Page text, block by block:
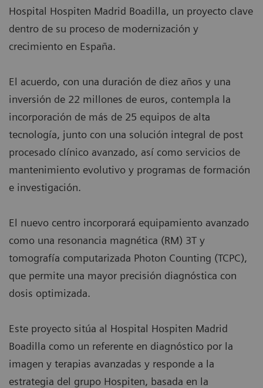
Hospital Hospiten Madrid Boadilla, un proyecto clave
dentro de su proceso de modernización y
crecimiento en España.
El acuerdo, con una duración de diez años y una
inversión de 22 millones de euros, contempla la
incorporación de más de 25 equipos de alta
tecnología, junto con una solución integral de post
procesado clínico avanzado, así como servicios de
mantenimiento evolutivo y programas de formación
e investigación.
El nuevo centro incorporará equipamiento avanzado
como una resonancia magnética (RM) 3T y
tomografía computarizada Photon Counting (TCPC),
que permite una mayor precisión diagnóstica con
dosis optimizada.
Este proyecto sitúa al Hospital Hospiten Madrid
Boadilla como un referente en diagnóstico por la
imagen y terapias avanzadas y responde a la
estrategia del grupo Hospiten, basada en la